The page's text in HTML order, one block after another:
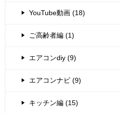
YouTube動画 (18)
ご高齢者編 (1)
エアコンdiy (9)
エアコンナビ (9)
キッチン編 (15)